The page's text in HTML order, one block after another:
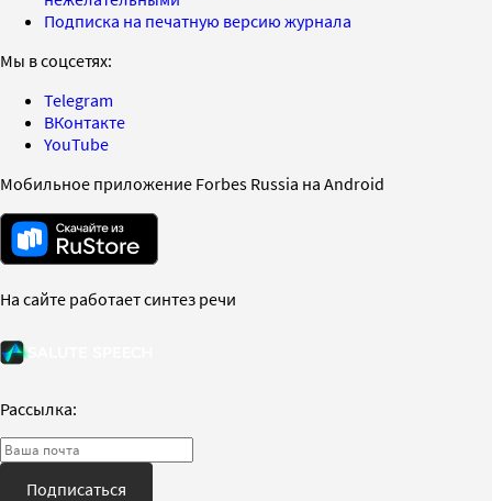
Подписка на печатную версию журнала
Мы в соцсетях:
Telegram
ВКонтакте
YouTube
Мобильное приложение Forbes Russia на Android
На сайте работает синтез речи
Рассылка:
Подписаться